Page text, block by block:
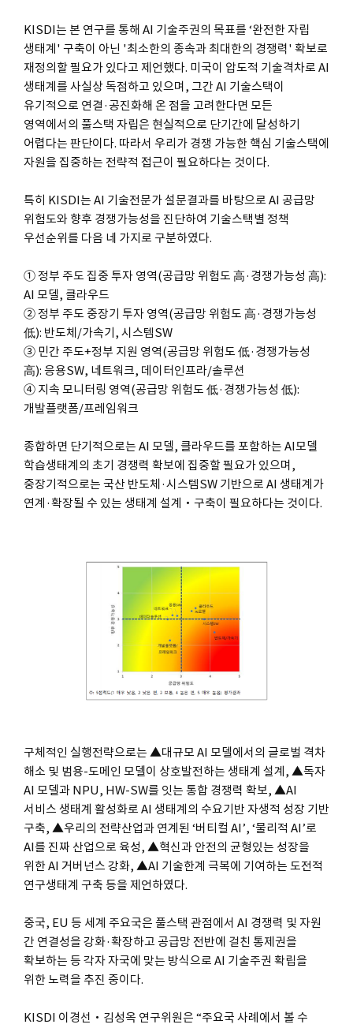
KISDI는 본 연구를 통해 AI 기술주권의 목표를 ‘완전한 자립
생태계' 구축이 아닌 '최소한의 종속과 최대한의 경쟁력' 확보로
재정의할 필요가 있다고 제언했다. 미국이 압도적 기술격차로 AI
생태계를 사실상 독점하고 있으며, 그간 AI 기술스택이
유기적으로 연결·공진화해 온 점을 고려한다면 모든
영역에서의 풀스택 자립은 현실적으로 단기간에 달성하기
어렵다는 판단이다. 따라서 우리가 경쟁 가능한 핵심 기술스택에
자원을 집중하는 전략적 접근이 필요하다는 것이다.
특히 KISDI는 AI 기술전문가 설문결과를 바탕으로 AI 공급망
위험도와 향후 경쟁가능성을 진단하여 기술스택별 정책
우선순위를 다음 네 가지로 구분하였다.
① 정부 주도 집중 투자 영역(공급망 위험도 高·경쟁가능성 高):
AI 모델, 클라우드
② 정부 주도 중장기 투자 영역(공급망 위험도 高·경쟁가능성
低): 반도체/가속기, 시스템SW
③ 민간 주도+정부 지원 영역(공급망 위험도 低·경쟁가능성
高): 응용SW, 네트워크, 데이터인프라/솔루션
④ 지속 모니터링 영역(공급망 위험도 低·경쟁가능성 低):
개발플랫폼/프레임워크
종합하면 단기적으로는 AI 모델, 클라우드를 포함하는 AI모델
학습생태계의 초기 경쟁력 확보에 집중할 필요가 있으며,
중장기적으로는 국산 반도체·시스템SW 기반으로 AI 생태계가
연계·확장될 수 있는 생태계 설계‧구축이 필요하다는 것이다.
구체적인 실행전략으로는 ▲대규모 AI 모델에서의 글로벌 격차
해소 및 범용-도메인 모델이 상호발전하는 생태계 설계, ▲독자
AI 모델과 NPU, HW-SW를 잇는 통합 경쟁력 확보, ▲AI
서비스 생태계 활성화로 AI 생태계의 수요기반 자생적 성장 기반
구축, ▲우리의 전략산업과 연계된 ‘버티컬 AI’, ‘물리적 AI’로
AI를 진짜 산업으로 육성, ▲혁신과 안전의 균형있는 성장을
위한 AI 거버넌스 강화, ▲AI 기술한계 극복에 기여하는 도전적
연구생태계 구축 등을 제언하였다.
중국, EU 등 세계 주요국은 풀스택 관점에서 AI 경쟁력 및 자원
간 연결성을 강화·확장하고 공급망 전반에 걸친 통제권을
확보하는 등 각자 자국에 맞는 방식으로 AI 기술주권 확립을
위한 노력을 추진 중이다.
KISDI 이경선‧김성옥 연구위원은 “주요국 사례에서 볼 수